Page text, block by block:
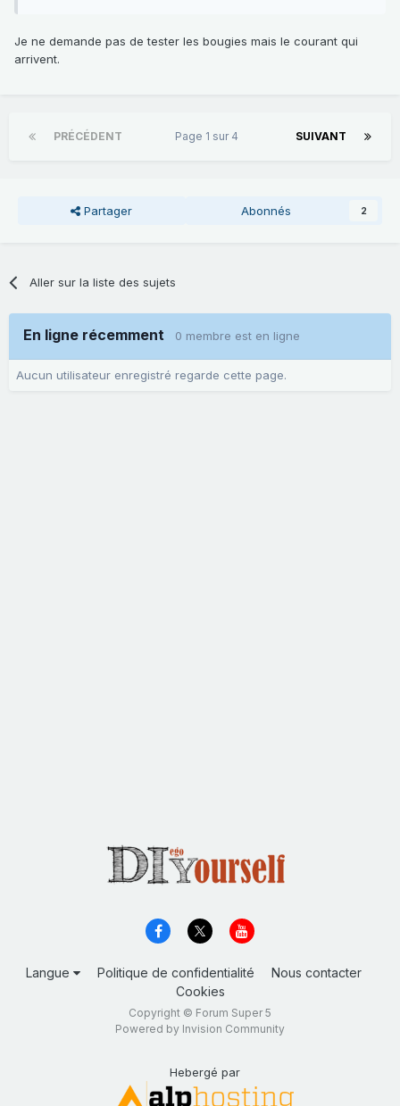
Je ne demande pas de tester les bougies mais le courant qui
arrivent.
PRÉCÉDENT SUIVANT
Page 1 sur 4
Partager Abonnés 2
Aller sur la liste des sujets
En ligne récemment 0 membre est en ligne
Aucun utilisateur enregistré regarde cette page.
Langue Politique de confidentialité
Nous contacter
Cookies
Copyright © Forum Super 5
Powered by Invision Community
Hebergé par